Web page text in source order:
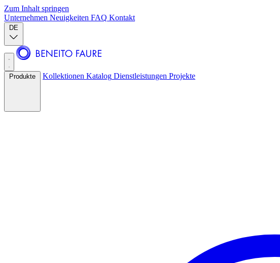
Zum Inhalt springen
Unternehmen Neuigkeiten FAQ Kontakt
DE
Produkte Kollektionen Katalog Dienstleistungen Projekte